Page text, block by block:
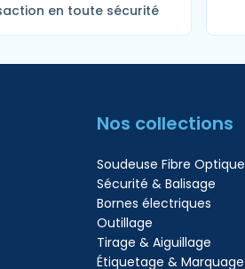
en toute sécurité
Nos collections
Soudeuse Fibre Optique
Sécurité & Balisage
Bornes électriques
Outillage
Tirage & Aiguillage
Étiquetage & Marquage